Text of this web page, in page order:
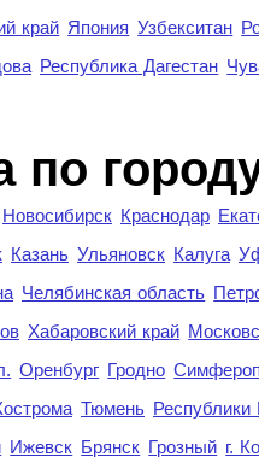
край Япония Узбекситан
Республика Дагестан
по
Новосибирск Краснодар
Казань Ульяновск Калуга
Челябинская область
Хабаровский край
Оренбург Гродно
Тюмень Республики
Ижевск Брянск Грозный г.